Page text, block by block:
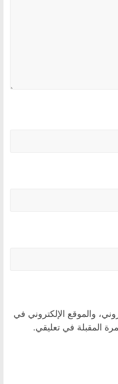
والموقع الإلكتروني في
المقبلة في تعليقي.